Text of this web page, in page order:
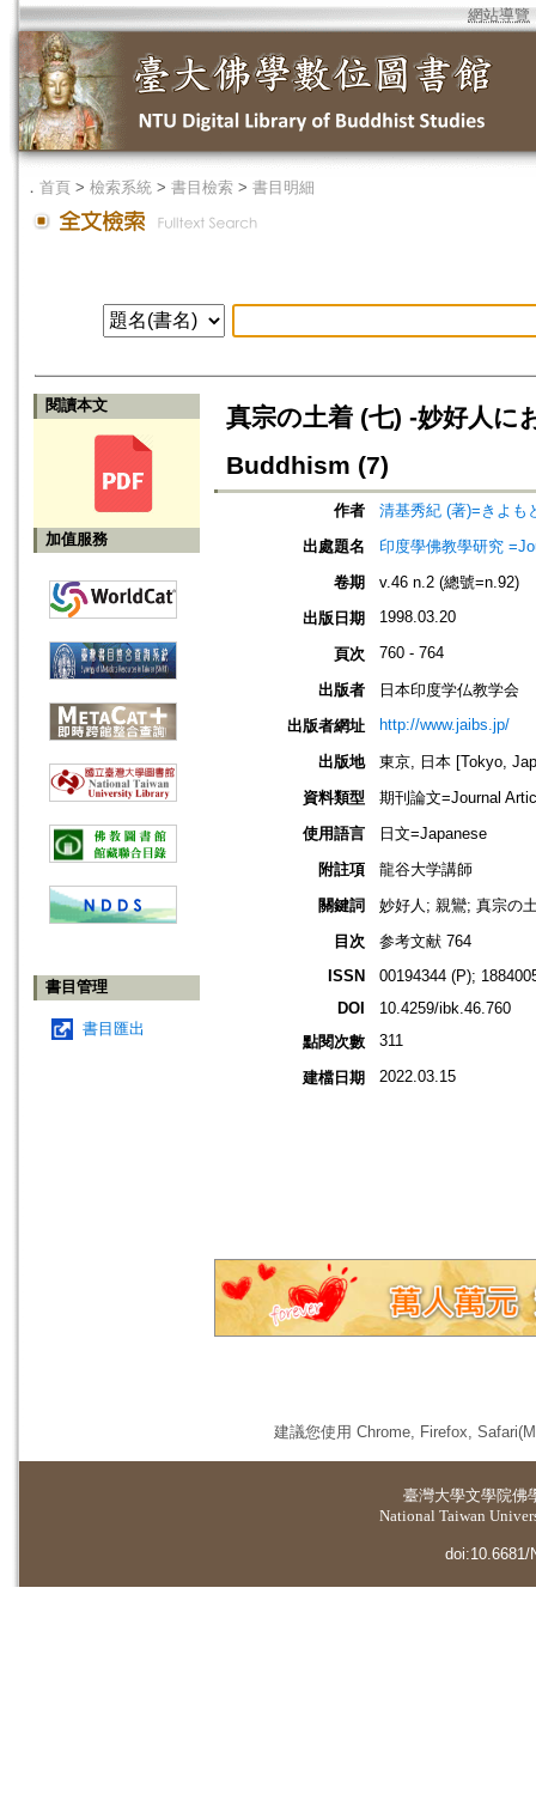
網站導覽
． 首頁 > 檢索系統 > 書目檢索 > 書目明細
閱讀本文
加值服務
書目管理
書目匯出
真宗の土着 (七) -妙好人
Buddhism (7)
作者
清基秀紀 (著)=きよも
出處題名
印度學佛教學研究
卷期
v.46 n.2 (總號=n.92)
出版日期
1998.03.20
頁次 760 - 764
出版者
日本印度学仏教学会
出版者網址
http://www.jaibs.jp/
出版地
東京, 日本 [Tokyo,
資料類型
期刊論文=Journal
使用語言
日文=Japanese
附註項
龍谷大学講師
關鍵詞
妙好人; 親鸞; 真宗の
目次
参考文献 764
ISSN
00194344 (P);
DOI
10.4259/ibk.46.760
點閱次數
311
建檔日期 2022.03.15
建議您使用 Chrome, Firefox,
臺灣大學文學院佛
National Taiwan
doi:10.6681/